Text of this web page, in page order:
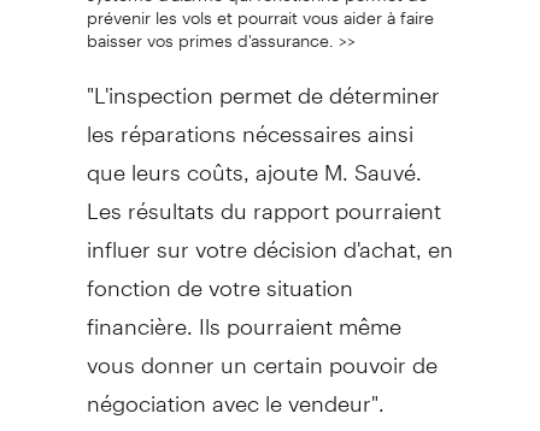
prévenir les vols et pourrait vous aider à faire
baisser vos primes d'assurance. >>
"L'inspection permet de déterminer
les réparations nécessaires ainsi
que leurs coûts, ajoute M. Sauvé.
Les résultats du rapport pourraient
influer sur votre décision d'achat, en
fonction de votre situation
financière. Ils pourraient même
vous donner un certain pouvoir de
négociation avec le vendeur".